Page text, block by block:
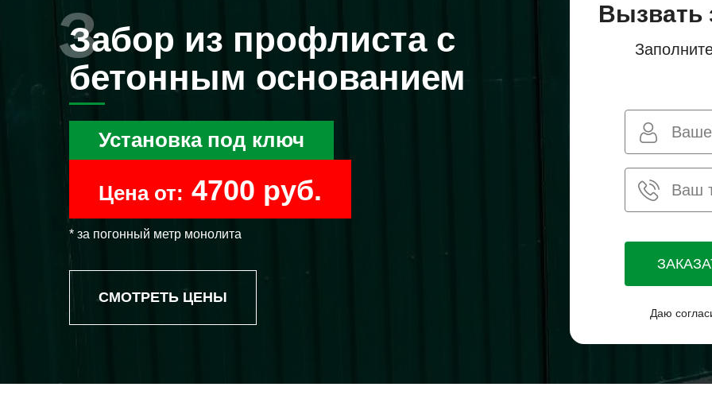
Забор из профлиста с
бетонным основанием
Установка под ключ
Цена от: 4700 руб.
* за погонный метр монолита
СМОТРЕТЬ ЦЕНЫ
Вызвать
Даю